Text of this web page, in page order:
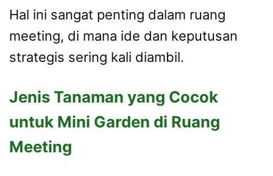
Hal ini sangat penting dalam ruang
meeting, di mana ide dan keputusan
strategis sering kali diambil.
Jenis Tanaman yang Cocok
untuk Mini Garden di Ruang
Meeting